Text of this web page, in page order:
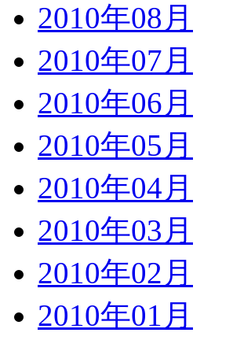
2010年08月
2010年07月
2010年06月
2010年05月
2010年04月
2010年03月
2010年02月
2010年01月